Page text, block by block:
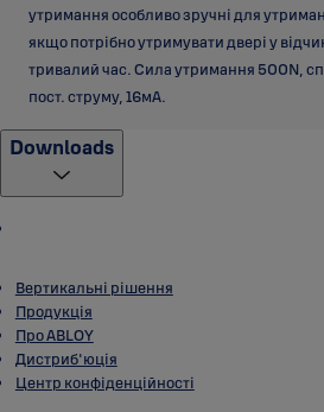
утримання особливо зручні для
якщо потрібно утримувати двері у
тривалий час. Сила утримання 500N,
пост. струму, 16мА.
Downloads
Вертикальні рішення
Продукція
Про ABLOY
Дистриб'юція
Центр конфіденційності